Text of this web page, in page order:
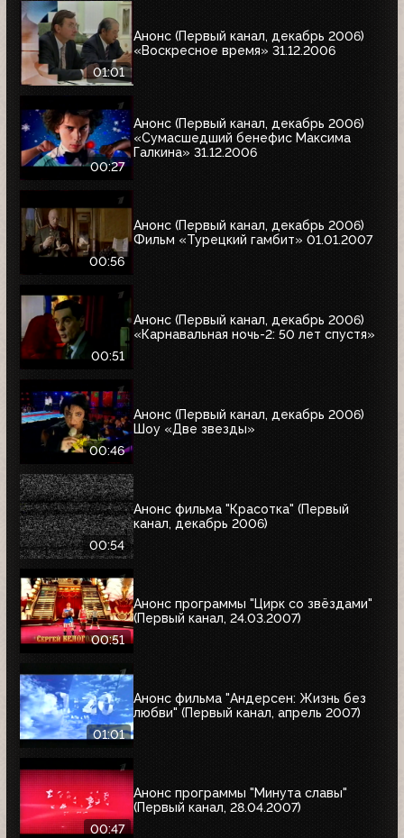
01:01
Анонс (Первый канал, декабрь 2006)
«Воскресное время» 31.12.2006
00:27
Анонс (Первый канал, декабрь 2006)
«Сумасшедший бенефис Максима
Галкина» 31.12.2006
00:56
Анонс (Первый канал, декабрь 2006)
Фильм «Турецкий гамбит» 01.01.2007
00:51
Анонс (Первый канал, декабрь 2006)
«Карнавальная ночь-2: 50 лет спустя»
00:46
Анонс (Первый канал, декабрь 2006)
Шоу «Две звезды»
00:54
Анонс фильма "Красотка" (Первый
канал, декабрь 2006)
00:51
Анонс программы "Цирк со звёздами"
(Первый канал, 24.03.2007)
01:01
Анонс фильма "Андерсен: Жизнь без
любви" (Первый канал, апрель 2007)
00:47
Анонс программы "Минута славы"
(Первый канал, 28.04.2007)